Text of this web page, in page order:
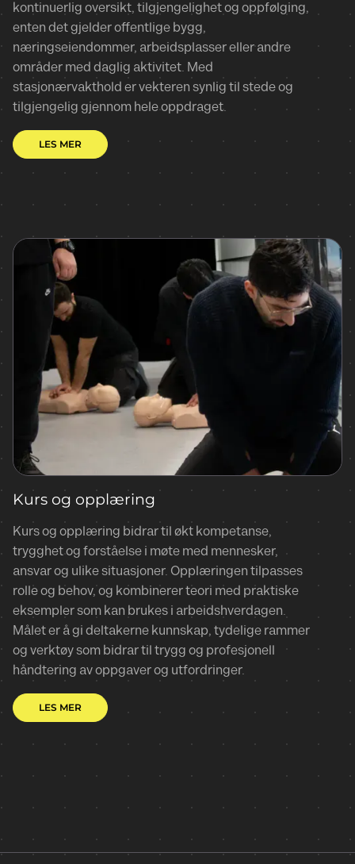
kontinuerlig oversikt, tilgjengelighet og oppfølging,
enten det gjelder offentlige bygg,
næringseiendommer, arbeidsplasser eller andre
områder med daglig aktivitet. Med
stasjonærvakthold er vekteren synlig til stede og
tilgjengelig gjennom hele oppdraget.
LES MER
Kurs og opplæring
Kurs og opplæring bidrar til økt kompetanse,
trygghet og forståelse i møte med mennesker,
ansvar og ulike situasjoner. Opplæringen tilpasses
rolle og behov, og kombinerer teori med praktiske
eksempler som kan brukes i arbeidshverdagen.
Målet er å gi deltakerne kunnskap, tydelige rammer
og verktøy som bidrar til trygg og profesjonell
håndtering av oppgaver og utfordringer.
LES MER